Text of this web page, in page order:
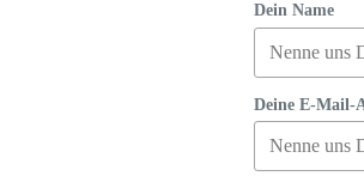
Dein Name
Deine E-Mail-